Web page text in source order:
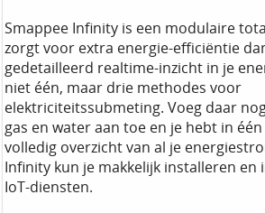
Smappee Infinity is een modulaire
zorgt voor extra energie-efficiëntie
gedetailleerd realtime-inzicht in je
niet één, maar drie methodes voor
elektriciteitssubmeting. Voeg daar
gas en water aan toe en je hebt in
volledig overzicht van al je
Infinity kun je makkelijk installeren
IoT-diensten.